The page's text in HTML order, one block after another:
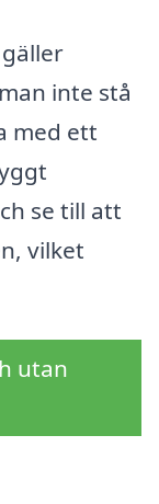
inte stå
med ett
se till att
vilket
utan